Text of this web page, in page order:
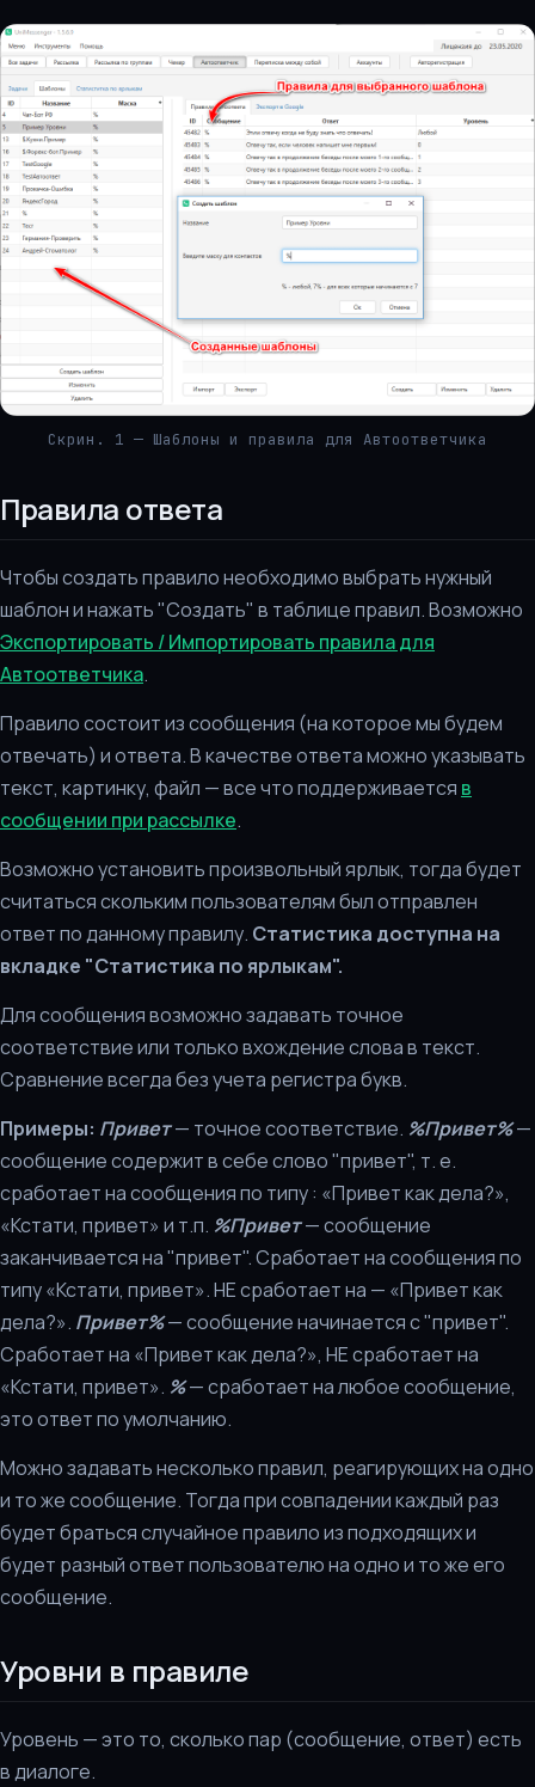
Скрин. 1 — Шаблоны и правила для Автоответчика
Правила ответа
Чтобы создать правило необходимо выбрать нужный
шаблон и нажать "Создать" в таблице правил. Возможно
Экспортировать / Импортировать правила для
Автоответчика.
Правило состоит из сообщения (на которое мы будем
отвечать) и ответа. В качестве ответа можно указывать
текст, картинку, файл — все что поддерживается в
сообщении при рассылке.
Возможно установить произвольный ярлык, тогда будет
считаться скольким пользователям был отправлен
ответ по данному правилу. Статистика доступна на
вкладке "Статистика по ярлыкам".
Для сообщения возможно задавать точное
соответствие или только вхождение слова в текст.
Сравнение всегда без учета регистра букв.
Примеры: Привет— точное соответствие. %Привет%—
сообщение содержит в себе слово "привет", т. е.
сработает на сообщения по типу : «Привет как дела?»,
«Кстати, привет» и т.п. %Привет— сообщение
заканчивается на "привет". Сработает на сообщения по
типу «Кстати, привет». НЕ сработает на — «Привет как
дела?». Привет%— сообщение начинается с "привет".
Сработает на «Привет как дела?», НЕ сработает на
«Кстати, привет». %— сработает на любое сообщение,
это ответ по умолчанию.
Можно задавать несколько правил, реагирующих на одно
и то же сообщение. Тогда при совпадении каждый раз
будет браться случайное правило из подходящих и
будет разный ответ пользователю на одно и то же его
сообщение.
Уровни в правиле
Уровень — это то, сколько пар (сообщение, ответ) есть
в диалоге.